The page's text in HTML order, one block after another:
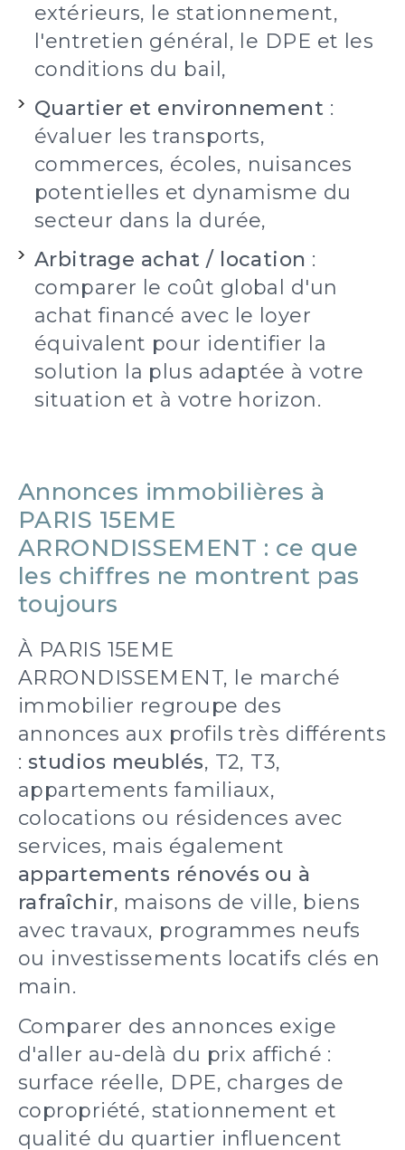
extérieurs, le stationnement,
l'entretien général, le DPE et les
conditions du bail,
Quartier et environnement :
évaluer les transports,
commerces, écoles, nuisances
potentielles et dynamisme du
secteur dans la durée,
Arbitrage achat / location :
comparer le coût global d'un
achat financé avec le loyer
équivalent pour identifier la
solution la plus adaptée à votre
situation et à votre horizon.
Annonces immobilières à
PARIS 15EME
ARRONDISSEMENT : ce que
les chiffres ne montrent pas
toujours
À PARIS 15EME
ARRONDISSEMENT, le marché
immobilier regroupe des
annonces aux profils très différents
: studios meublés, T2, T3,
appartements familiaux,
colocations ou résidences avec
services, mais également
appartements rénovés ou à
rafraîchir, maisons de ville, biens
avec travaux, programmes neufs
ou investissements locatifs clés en
main.
Comparer des annonces exige
d'aller au-delà du prix affiché :
surface réelle, DPE, charges de
copropriété, stationnement et
qualité du quartier influencent